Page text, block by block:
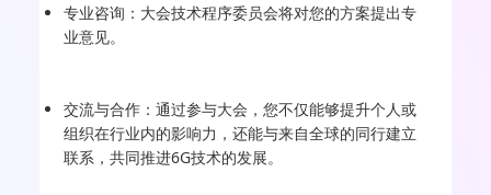
专业咨询：大会技术程序委员会将对您的方案提出专
业意见。
交流与合作：通过参与大会，您不仅能够提升个人或
组织在行业内的影响力，还能与来自全球的同行建立
联系，共同推进6G技术的发展。